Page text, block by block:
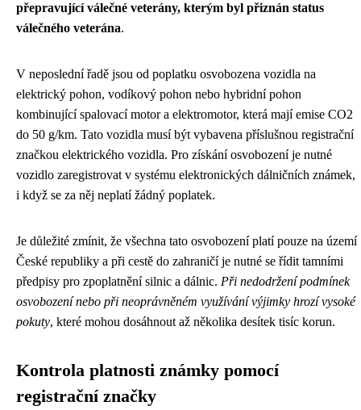
přepravující válečné veterány, kterým byl přiznán status
válečného veterána.
V neposlední řadě jsou od poplatku osvobozena vozidla na
elektrický pohon, vodíkový pohon nebo hybridní pohon
kombinující spalovací motor a elektromotor, která mají emise CO2
do 50 g/km. Tato vozidla musí být vybavena příslušnou registrační
značkou elektrického vozidla. Pro získání osvobození je nutné
vozidlo zaregistrovat v systému elektronických dálničních známek,
i když se za něj neplatí žádný poplatek.
Je důležité zmínit, že všechna tato osvobození platí pouze na území
České republiky a při cestě do zahraničí je nutné se řídit tamními
předpisy pro zpoplatnění silnic a dálnic. Při nedodržení podmínek
osvobození nebo při neoprávněném využívání výjimky hrozí vysoké
pokuty, které mohou dosáhnout až několika desítek tisíc korun.
Kontrola platnosti známky pomocí
registrační značky